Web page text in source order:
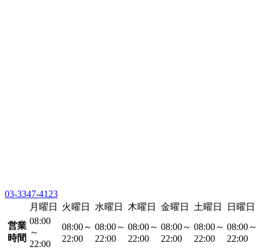
03-3347-4123
月曜日
火曜日 水曜日 木曜日 金曜日 土曜日
日曜日
営業
時間
08:00
～
22:00
08:00～
22:00
08:00～
22:00
08:00～
22:00
08:00～
22:00
08:00～
22:00
08:00～
22:00